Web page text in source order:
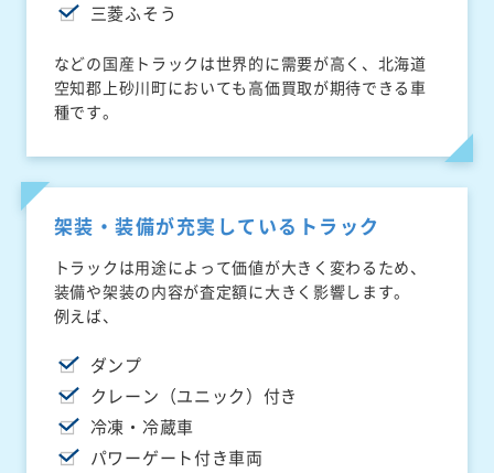
三菱ふそう
などの国産トラックは世界的に需要が高く、北海道
空知郡上砂川町においても高価買取が期待できる車
種です。
架装・装備が充実しているトラック
トラックは用途によって価値が大きく変わるため、
装備や架装の内容が査定額に大きく影響します。
例えば、
ダンプ
クレーン（ユニック）付き
冷凍・冷蔵車
パワーゲート付き車両